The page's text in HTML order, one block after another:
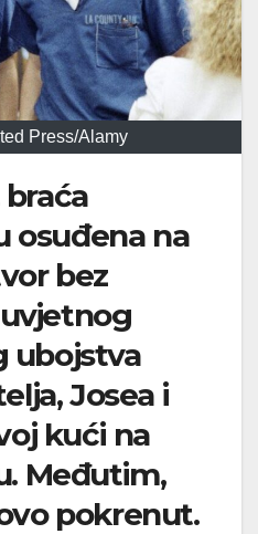
Press/Alamy
braća
osuđena na
bez
ubojstva
Josea i
kući na
Međutim,
pokrenut.